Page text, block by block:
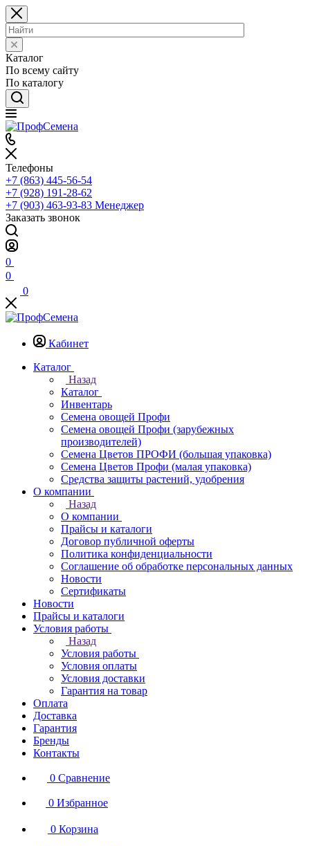
Каталог
По всему сайту
По каталогу
Телефоны
+7 (863) 445-56-54
+7 (928) 191-28-62
+7 (903) 463-93-83 Менеджер
Заказать звонок
0
0
0
Кабинет
Каталог
Назад
Каталог
Инвентарь
Семена овощей Профи
Семена овощей Профи (зарубежных
производителей)
Семена Цветов ПРОФИ (большая упаковка)
Семена Цветов Профи (малая упаковка)
Средства защиты растений, удобрения
О компании
Назад
О компании
Прайсы и каталоги
Договор публичной оферты
Политика конфиденциальности
Соглашение об обработке персональных данных
Новости
Сертификаты
Новости
Прайсы и каталоги
Условия работы
Назад
Условия работы
Условия оплаты
Условия доставки
Гарантия на товар
Оплата
Доставка
Гарантия
Бренды
Контакты
0 Сравнение
0 Избранное
0 Корзина